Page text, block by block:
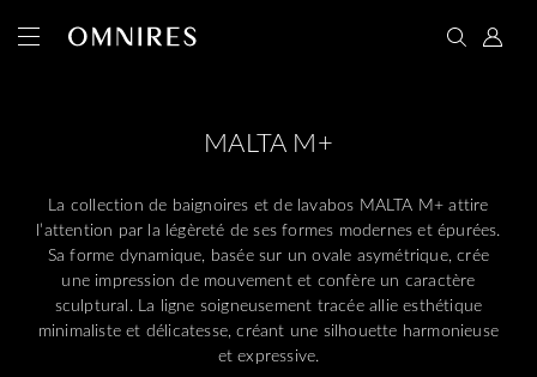
MALTA M+
La collection de baignoires et de lavabos MALTA M+ attire
l’attention par la légèreté de ses formes modernes et épurées.
Sa forme dynamique, basée sur un ovale asymétrique, crée
une impression de mouvement et confère un caractère
sculptural. La ligne soigneusement tracée allie esthétique
minimaliste et délicatesse, créant une silhouette harmonieuse
et expressive.